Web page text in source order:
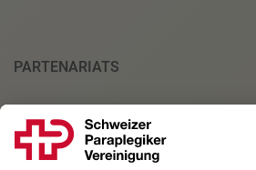
PARTENARIATS